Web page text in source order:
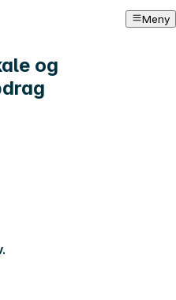
Meny
og